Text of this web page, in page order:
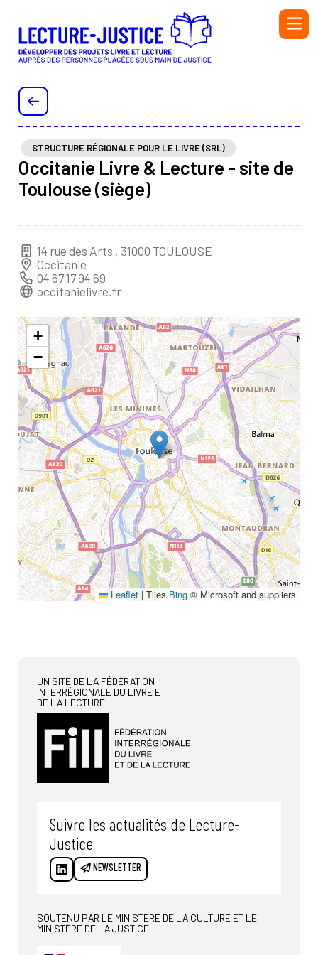
STRUCTURE RÉGIONALE POUR LE LIVRE (SRL)
Occitanie Livre & Lecture - site de
Toulouse (siège)
14 rue des Arts , 31000 TOULOUSE
Occitanie
04 67 17 94 69
occitanielivre.fr
+
−
Leaflet |Tiles Bing© Microsoft and suppliers
UN SITE DE LA FÉDÉRATION
INTERRÉGIONALE DU LIVRE ET
DE LA LECTURE
Suivre les actualités de Lecture-
Justice
NEWSLETTER
SOUTENU PAR LE MINISTÈRE DE LA CULTURE ET LE
MINISTÈRE DE LA JUSTICE
PERSONNEL DE L'ADMINISTRATION PÉNITENTIAIRE ET
DE L'ÉDUCATION NATIONALE
PERSONNEL DE LA PROTECTION JUDICIAIRE DE LA
JEUNESSE (PJJ), DU SECTEUR ASSOCIATIF HABILITÉ
(SAH) ET DE L'ÉDUCATION NATIONALE
BIBLIOTHÉCAIRE
INTERVENANT·E
Annuaire Glossaire
À propos Contact
Rechercher